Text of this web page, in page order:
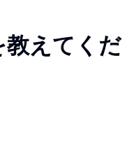
教えてくだ